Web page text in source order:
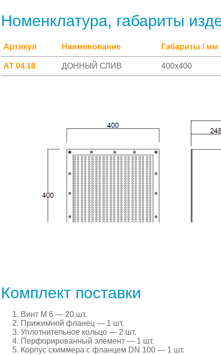
Номенклатура, габариты
Артикул Наименование Габариты / мм
АТ 04.18 ДОННЫЙ СЛИВ 400х400
Комплект поставки
Винт М 6 — 20 шт.
Прижимной фланец — 1 шт.
Уплотнительное кольцо — 2 шт.
Перфорированный элемент — 1 шт.
Корпус скиммера с фланцем DN 100 — 1 шт.